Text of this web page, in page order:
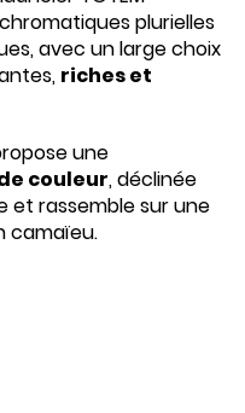
plurielles
avec un large choix
riches et
une
couleur, déclinée
et rassemble sur une
camaïeu.